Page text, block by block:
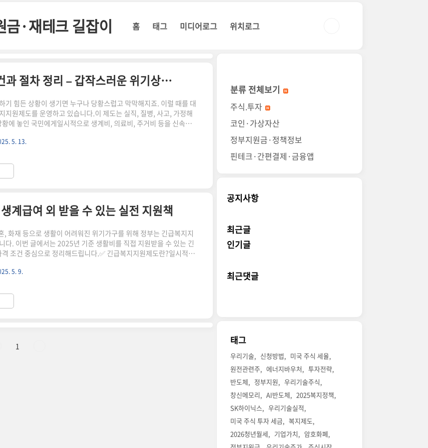
금·재테크 길잡이 홈 태그 미디어로그 위치로그
2025년 긴급복지지원제도 신청 조건과 절차 정리 – 갑작스러운 위기상황일 때 꼭 확인하세요
기 힘든 상황이 생기면 누구나 당황스럽고 막막해지죠. 이럴 때를 대
지원제도를 운영하고 있습니다.이 제도는 실직, 질병, 사고, 가정해
에 놓인 국민에게일시적으로 생계비, 의료비, 주거비 등을 신속하
드릴게요.📌 지원 대상이 되는 ‘위기상황’은?아래 항목 중 하나라
으로 인한 생계 곤란⚰️ 가족 사망으로 인한 장례비 부담🏚️ 화재, 자
상실👨‍👩‍👧‍👦 가정폭력, 이혼,..
5. 13.
계급여 외 받을 수 있는 실전 지원책
, 화재 등으로 생활이 어려워진 위기가구를 위해 정부는 긴급복지지
다. 이번 글에서는 2025년 기준 생활비를 직접 지원받을 수 있는 긴
조건 중심으로 정리해드립니다.✅ 긴급복지지원제도란?일시적인
빙 없이 상황 중심 판단으로 신속히 지급되며, 시·군·구청 또는 읍
족이 중환자/중병에 걸려 의료비 과부담 발생 시화재, 천재지변 등
혼 등 가정 해체 상황 발생 시사망·실종 등 생계..
5. 9.
1
분류 전체보기
주식.투자
코인·가상자산
정부지원금·정책정보
핀테크·간편결제·금융앱
공지사항
최근글
인기글
최근댓글
태그
우리기술 신청방법
미국 주식 세율
원전관련주
에너지바우처
투자전략
반도체
정부지원
우리기술주식
창신메모리
AI반도체
2025복지정책
SK하이닉스
우리기술실적
미국 주식 투자 세금
복지제도
2026청년월세
기업가치
암호화폐